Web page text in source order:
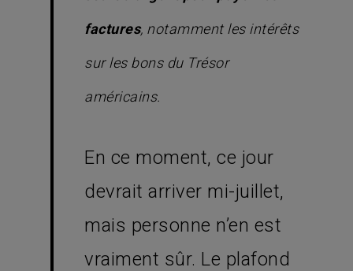
factures, notamment les intérêts
sur les bons du Trésor
américains.
En ce moment, ce jour
devrait arriver mi-juillet,
mais personne n’en est
vraiment sûr. Le plafond